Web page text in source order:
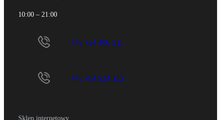
10:00 – 21:00
+48 734 406 511
+48 784 934 115
Sklep internetowy